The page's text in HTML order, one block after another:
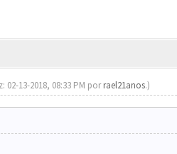
13-2018, 08:33 PM porrael21anos.)